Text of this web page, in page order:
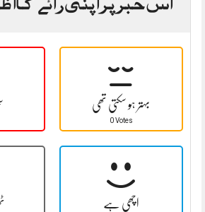
بہتر ہو سکتی تھی
0 Votes
اچھی ہے